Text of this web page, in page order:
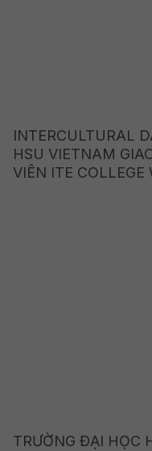
INTERCULTURAL
HSU VIETNAM
VIÊN ITE COLLEGE
TRƯỜNG ĐẠI HỌC